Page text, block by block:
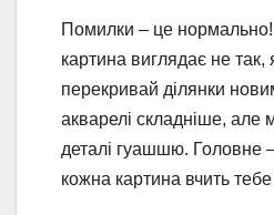
Помилки – це
картина виглядає не так,
перекривай ділянки
акварелі складніше, але
деталі гуашшю. Головне
кожна картина вчить